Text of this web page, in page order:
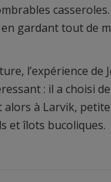
gardant tout de
l’expérience
: il a choisi
à Larvik,
et îlots bucoliques.